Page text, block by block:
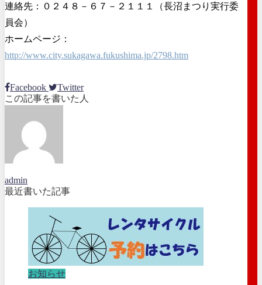
連絡先：０２４８－６７－２１１１（長沼まつり実行委
員会）
ホームページ：
http://www.city.sukagawa.fukushima.jp/2798.htm
Facebook
Twitter
この記事を書いた人
admin
最近書いた記事
お知らせ